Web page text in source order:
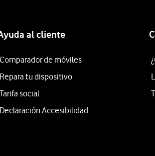
al cliente
Comparador de móviles
Repara tu dispositivo
Tarifa social
Declaración Accesibilidad